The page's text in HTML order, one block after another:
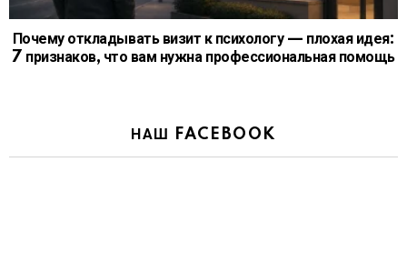
Почему откладывать визит к психологу — плохая идея:
7 признаков, что вам нужна профессиональная помощь
НАШ FACEBOOK